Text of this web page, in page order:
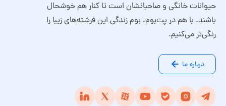
حیوانات خانگی و صاحبانشان است تا کنار هم خوشحال
باشند. با هم در پت‌بوم، بوم زندگی این فرشته‌های زیبا را
رنگی‌تر می‌کنیم.
درباره ما